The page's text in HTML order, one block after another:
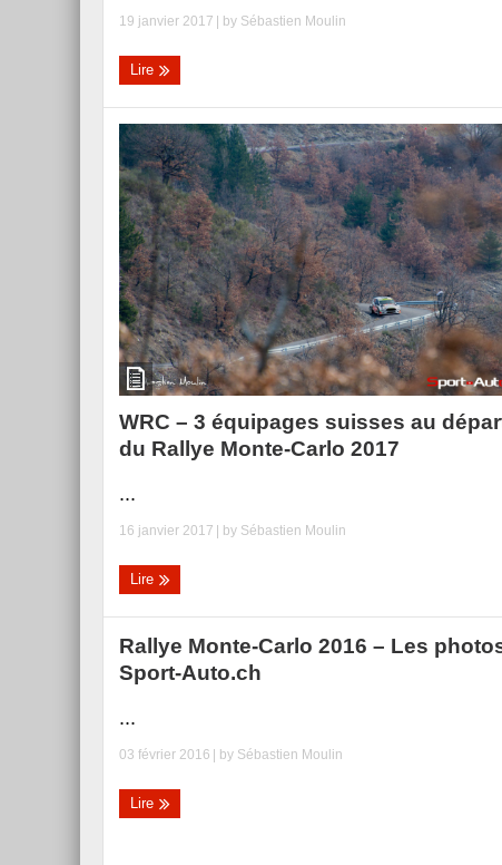
19 janvier 2017 | by Sébastien Moulin
Lire
WRC – 3 équipages suisses au
du Rallye Monte-Carlo 2017
...
16 janvier 2017 | by Sébastien Moulin
Lire
Rallye Monte-Carlo 2016 – Les
Sport-Auto.ch
...
03 février 2016 | by Sébastien Moulin
Lire